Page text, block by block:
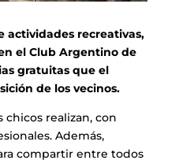
actividades recreativas,
el Club Argentino de
gratuitas que el
de los vecinos.
chicos realizan, con
Además,
compartir entre todos